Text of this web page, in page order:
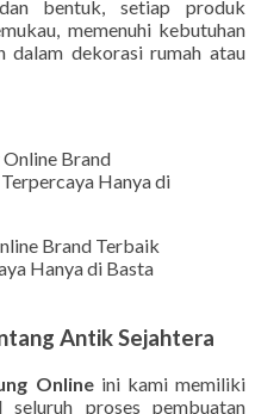
bentuk, setiap produk
memenuhi kebutuhan
dalam dekorasi rumah atau
Brand Terbaik
Hanya di Basta
Antik Sejahtera
Onlineini kami memiliki
proses pembuatan